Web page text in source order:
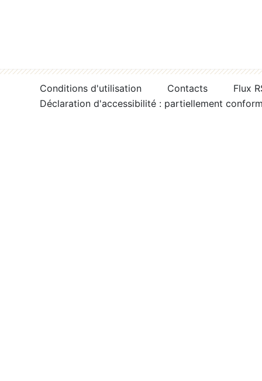
Conditions d'utilisation Contacts
Flux
Déclaration d'accessibilité : partiellement